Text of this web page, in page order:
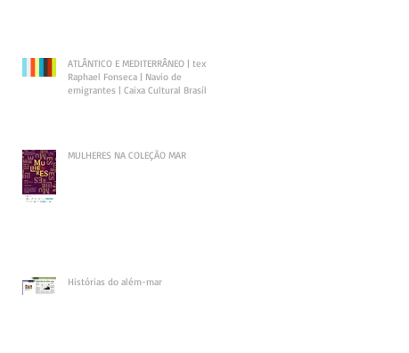
ATLÂNTICO E MEDITERRÂNEO | texto
Raphael Fonseca | Navio de
emigrantes | Caixa Cultural Brasília
MULHERES NA COLEÇÃO MAR
Histórias do além-mar